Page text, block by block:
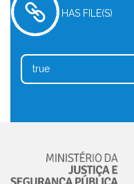
HAS FILE(S)
true